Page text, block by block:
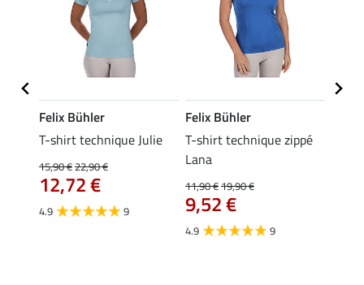
Felix Bühler
T-shirt technique Julie
15,90 €22,90 €
12,72 €
4.9 9
Felix Bühler
T-shirt technique zippé
Lana
11,90 €19,90 €
9,52 €
4.9 9